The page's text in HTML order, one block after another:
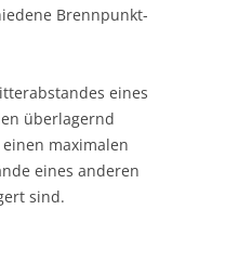
Brennpunkt-
eines
überlagernd
maximalen
eines anderen
sind.